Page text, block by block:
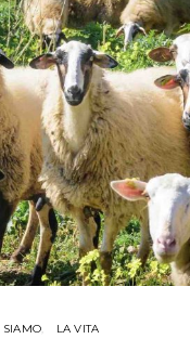
SIAMO LA VITA